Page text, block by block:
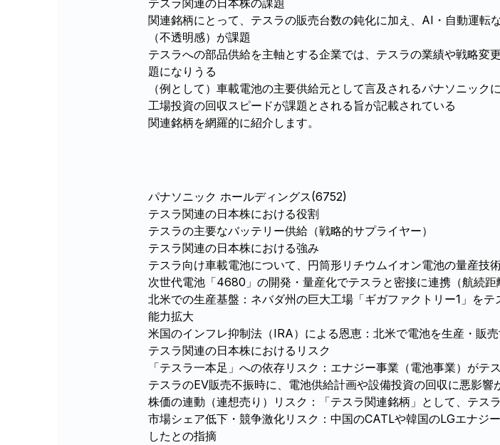
テスラ関連の日本株の課題
関連銘柄にとって、テスラの販売台数の鈍化に加え、AI・自動運転
（不透明感）が課題
テスラへの部品供給を主軸とする企業では、テスラの業績や戦略変
題になりうる
（例として）車載電池の主要供給元として言及されるパナソニッ
工場投資の回収スピードが課題とされる旨が記載されている
関連銘柄を網羅的に紹介します。
パナソニック ホールディングス(6752)
テスラ関連の日本株における役割
テスラの主要なバッテリー供給（戦略的サプライヤー）
テスラ関連の日本株における強み
テスラ向け車載電池について、円筒形リチウムイオン電池の量産技
次世代電池「4680」の開発・量産化でテスラと密接に連携（航続距
北米での生産基盤：ネバダ州の巨大工場「ギガファクトリー1」を
能力拡大
米国のインフレ抑制法（IRA）による恩恵：北米で電池を生産・販
テスラ関連の日本株におけるリスク
「テスラ一本足」への依存リスク：エナジー事業（電池事業）がテ
テスラのEV販売不振時に、電池供給計画や設備投資の回収に悪影響
株価の連動（連想売り）リスク：「テスラ関連銘柄」として、テス
市場シェア低下・競争激化リスク：中国のCATLや韓国のLGエナジ
したとの指摘